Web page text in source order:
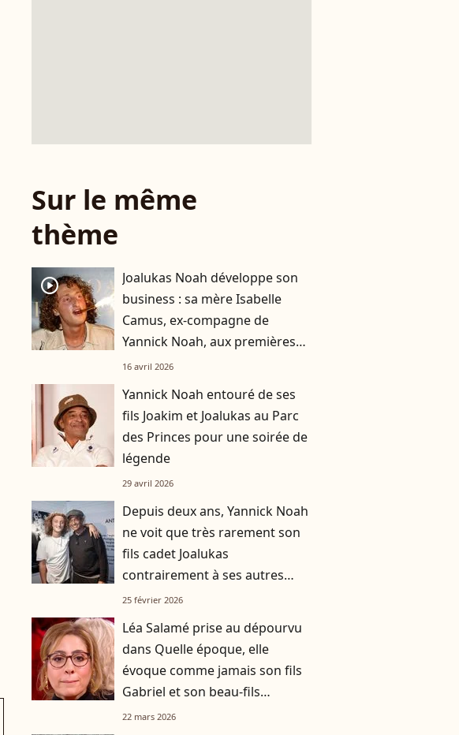
Sur le même
thème
player2
Joalukas Noah développe son
business : sa mère Isabelle
Camus, ex-compagne de
Yannick Noah, aux premières
loges de ce succès
16 avril 2026
Yannick Noah entouré de ses
fils Joakim et Joalukas au Parc
des Princes pour une soirée de
légende
29 avril 2026
Depuis deux ans, Yannick Noah
ne voit que très rarement son
fils cadet Joalukas
contrairement à ses autres
enfants, voici pourquoi
25 février 2026
Léa Salamé prise au dépourvu
dans Quelle époque, elle
évoque comme jamais son fils
Gabriel et son beau-fils
Alexandre
22 mars 2026